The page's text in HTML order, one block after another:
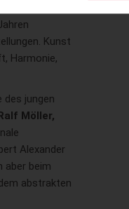
in Nürnberg
Kunst
Harmonie,
des jungen
Möller,
Alexander
aber beim
abstrakten